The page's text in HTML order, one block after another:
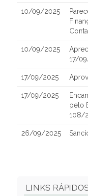
10/09/2025
10/09/2025
17/
17/09/2025
17/09/2025
pelo
108/
26/09/2025
LINKS